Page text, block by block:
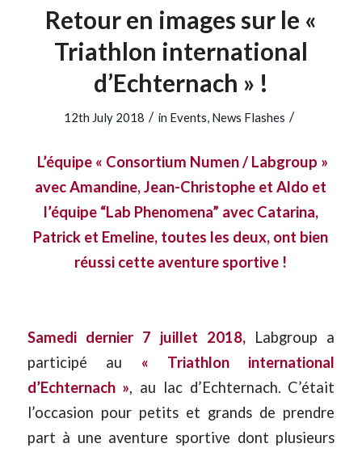
Retour en images sur le «
Triathlon international
d’Echternach » !
12th July 2018 / in Events, News Flashes /
L’équipe « Consortium Numen / Labgroup »
avec Amandine, Jean-Christophe et Aldo et
l’équipe “Lab Phenomena” avec Catarina,
Patrick et Emeline, toutes les deux, ont bien
réussi cette aventure sportive !
Samedi dernier 7 juillet 2018, Labgroup a
participé au « Triathlon international
d’Echternach », au lac d’Echternach. C’était
l’occasion pour petits et grands de prendre
part à une aventure sportive dont plusieurs